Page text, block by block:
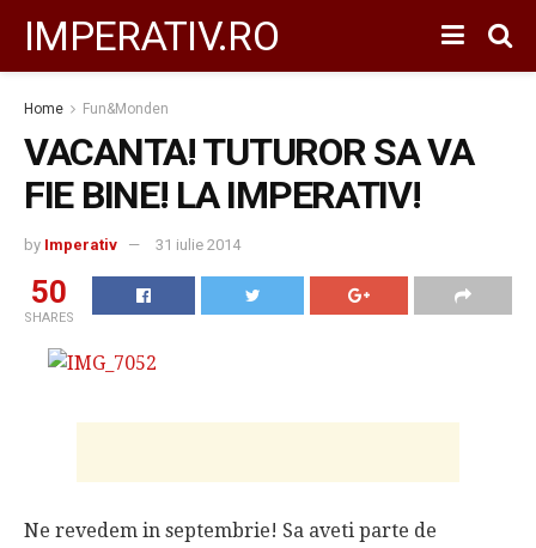
IMPERATIV.RO
Home Fun&Monden
VACANTA! TUTUROR SA VA
FIE BINE! LA IMPERATIV!
by Imperativ 31 iulie 2014
50
SHARES
Ne revedem in septembrie! Sa aveti parte de